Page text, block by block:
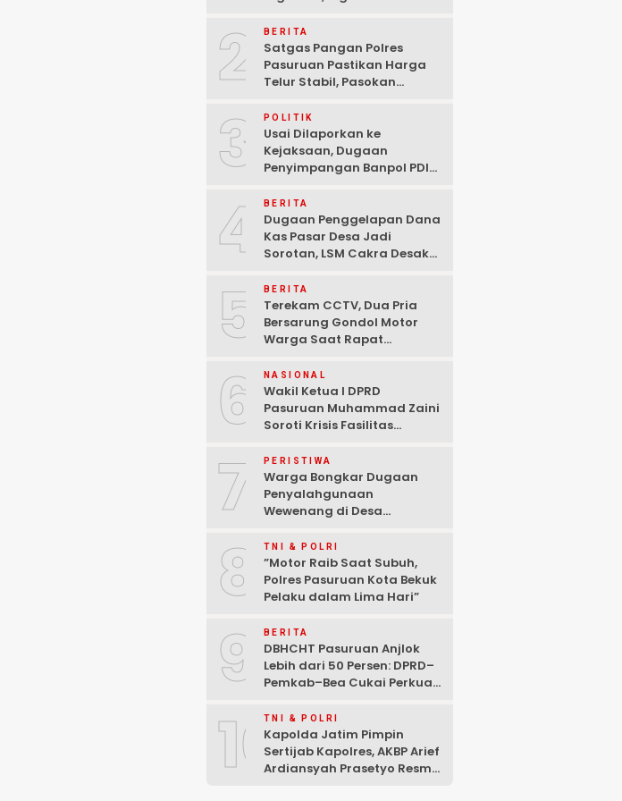
Pasuruan
2 BERITA
Satgas Pangan Polres
Pasuruan Pastikan Harga
Telur Stabil, Pasokan
Kekhawatiran Fluktuasi
3 POLITIK
Usai Dilaporkan ke
Kejaksaan, Dugaan
Penyimpangan Banpol PDIP
Tuntas “6 Eks Ketua PAC
Cabut Laporan”
4 BERITA
Dugaan Penggelapan Dana
Kas Pasar Desa Jadi
Sorotan, LSM Cakra Desak
5 BERITA
Terekam CCTV, Dua Pria
Bersarung Gondol Motor
Warga Saat Rapat
6 NASIONAL
Wakil Ketua I DPRD
Pasuruan Muhammad Zaini
Soroti Krisis Fasilitas
Anggaran
7 PERISTIWA
Warga Bongkar Dugaan
Penyalahgunaan
Wewenang di Desa
Mencuat
8 TNI & POLRI
‎”Motor Raib Saat Subuh,
Polres Pasuruan Kota Bekuk
Pelaku dalam Lima Hari” ‎
9 BERITA
DBHCHT Pasuruan Anjlok
Lebih dari 50 Persen: DPRD–
Pemkab–Bea Cukai Perkuat
Rokok Ilegal
10TNI & POLRI
Kapolda Jatim Pimpin
Sertijab Kapolres, AKBP Arief
Ardiansyah Prasetyo Resmi